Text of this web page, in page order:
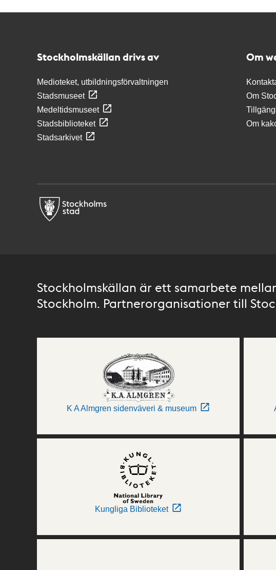
Stockholmskällan drivs av
Medioteket, utbildningsförvaltningen
Stadsmuseet
Medeltidsmuseet
Stadsbiblioteket
Stadsarkivet
Om
Om
Om
Stockholmskällan är ett samarbete
Stockholm. Partnerorganisationer till
K A Almgren sidenväveri & museum
Kungliga Biblioteket